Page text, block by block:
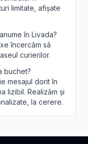
limitate, afișate
în Livada?
încercăm să
curierilor.
buchet?
mesajul dorit în
lizibil. Realizăm și
la cerere.